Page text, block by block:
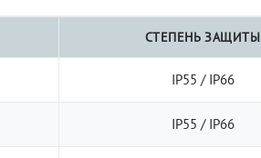
СТЕПЕНЬ ЗАЩИТЫ
IP55 / IP66
IP55 / IP66